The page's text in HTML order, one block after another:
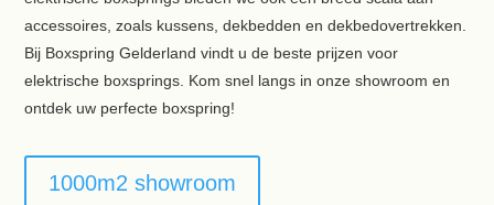
accessoires, zoals kussens, dekbedden en dekbedovertrekken.
Bij Boxspring Gelderland vindt u de beste prijzen voor
elektrische boxsprings. Kom snel langs in onze showroom en
ontdek uw perfecte boxspring!
1000m2 showroom